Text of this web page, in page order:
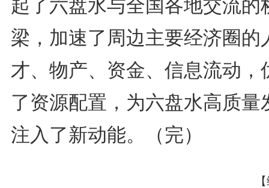
起了六盘水与全国各地交流的
梁，加速了周边主要经济圈的
才、物产、资金、信息流动，
了资源配置，为六盘水高质量
注入了新动能。（完）